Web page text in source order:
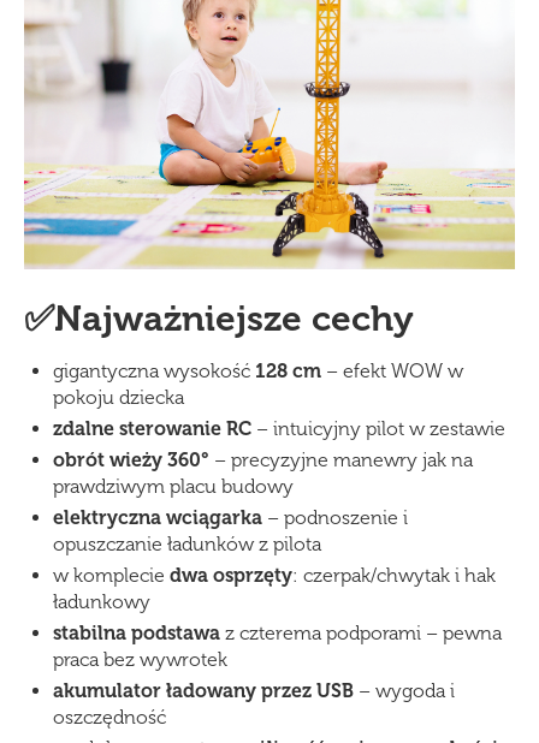
✅Najważniejsze cechy
gigantyczna wysokość 128 cm – efekt WOW w
pokoju dziecka
zdalne sterowanie RC – intuicyjny pilot w zestawie
obrót wieży 360° – precyzyjne manewry jak na
prawdziwym placu budowy
elektryczna wciągarka – podnoszenie i
opuszczanie ładunków z pilota
w komplecie dwa osprzęty: czerpak/chwytak i hak
ładunkowy
stabilna podstawa z czterema podporami – pewna
praca bez wywrotek
akumulator ładowany przez USB – wygoda i
oszczędność